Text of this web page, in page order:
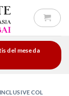
del mese da
COL